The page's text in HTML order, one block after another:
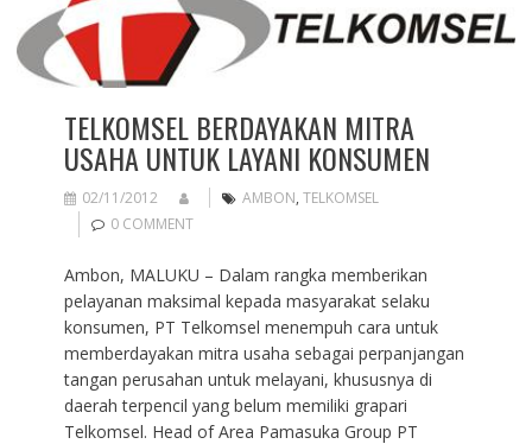
TELKOMSEL BERDAYAKAN MITRA
USAHA UNTUK LAYANI KONSUMEN
02/11/2012 AMBON, TELKOMSEL
0 COMMENT
Ambon, MALUKU – Dalam rangka memberikan
pelayanan maksimal kepada masyarakat selaku
konsumen, PT Telkomsel menempuh cara untuk
memberdayakan mitra usaha sebagai perpanjangan
tangan perusahan untuk melayani, khususnya di
daerah terpencil yang belum memiliki grapari
Telkomsel. Head of Area Pamasuka Group PT